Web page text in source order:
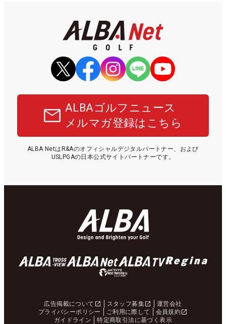
ALBAゴルフニュース
メルマガ登録はこちら
ALBA NetはR&Aのオフィシャルデジタルパートナー、および
USLPGAの日本公式サイトパートナーです。
広告掲載について スタッフ募集
運営会社
プライバシーポリシー
ご利用に際して
会員規約
ガイドライン
特定商取引法に基づく表示